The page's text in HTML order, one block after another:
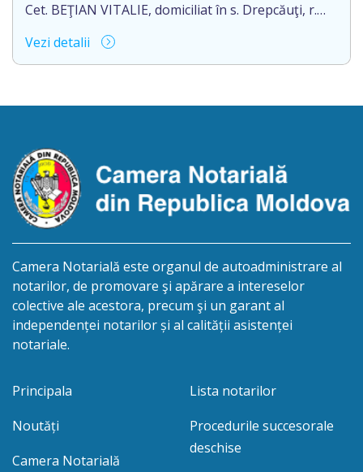
Cet. BEŢIAN VITALIE, domiciliat în s. Drepcăuţi, r.
pierderea originalul actului notarial: Certificatului
de moștenitor legal nr. 9190 din 16.11.2005, eliberat
Lidia.
Vezi detalii
Camera Notarială este organul de autoadministrare al
notarilor, de promovare şi apărare a intereselor
colective ale acestora, precum şi un garant al
independenței notarilor și al calității asistenței
notariale.
Principala
Noutăți
Camera Notarială
Lista notarilor
Procedurile succesorale
deschise